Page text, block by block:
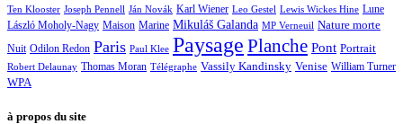
Ten Klooster Joseph Pennell Ján Novák Karl Wiener Leo Gestel Lewis Wickes Hine Lune
László Moholy-Nagy Maison Marine Mikuláš Galanda MP Verneuil Nature morte
Nuit Odilon Redon Paris Paul Klee Paysage Planche Pont Portrait
Robert Delaunay Thomas Moran Télégraphe Vassily Kandinsky Venise William Turner
WPA
à propos du site